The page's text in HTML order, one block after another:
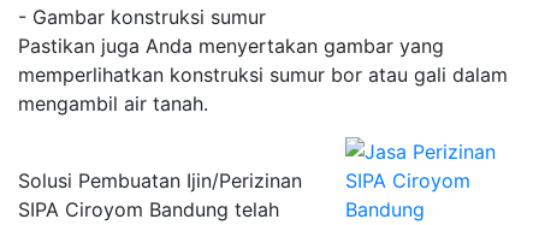
- Gambar konstruksi sumur
Pastikan juga Anda menyertakan gambar yang
memperlihatkan konstruksi sumur bor atau gali dalam
mengambil air tanah.
Solusi Pembuatan Ijin/Perizinan
SIPA Ciroyom Bandung telah